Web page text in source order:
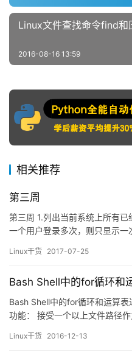
Linux文件查找命令find和
2016-08-16 13:59
相关推荐
第三周
第三周 1.列出当前系统上所有
一个用户登录多次，则只显示
前系统的用户的相关信息。
Linux干货 2017-07-25
Bash Shell中的for循环和
Bash Shell中的for循环和运算
功能： 接受一个以上文件路径
要一个参数并给出提示，$#表
Linux干货 2016-12-13